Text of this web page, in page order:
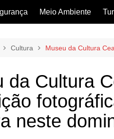
Meio Ambiente
Cultura Museu da Cultura
da Cultura
neste